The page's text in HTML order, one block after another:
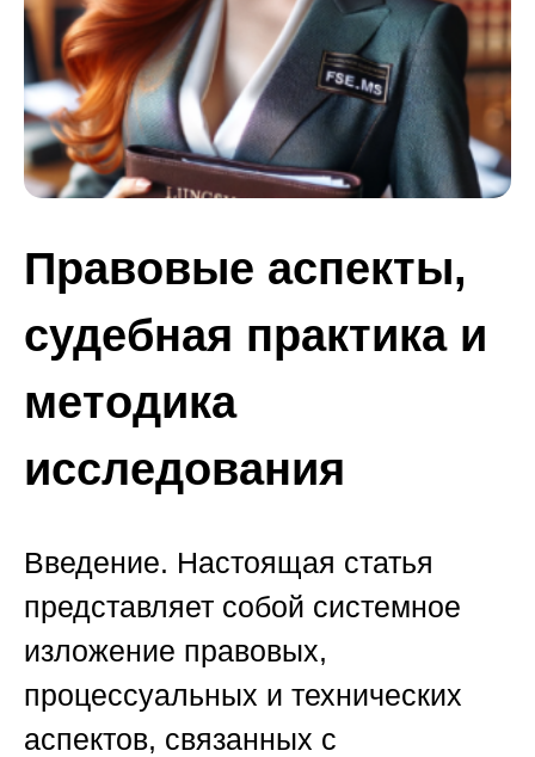
Правовые аспекты,
судебная практика и
методика
исследования
Введение. Настоящая статья
представляет собой системное
изложение правовых,
процессуальных и технических
аспектов, связанных с